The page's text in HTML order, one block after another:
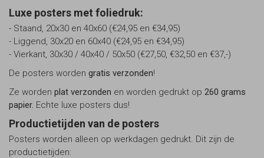
Luxe posters met foliedruk:
- Staand, 20x30 en 40x60 (€24,95 en €34,95)
- Liggend, 30x20 en 60x40 (€24,95 en €34,95)
- Vierkant, 30x30 / 40x40 / 50x50 (€27,50, €32,50 en €37,-)
De posters worden gratis verzonden!
Ze worden plat verzonden en worden gedrukt op 260 grams
papier. Echte luxe posters dus!
Productietijden van de posters
Posters worden alleen op werkdagen gedrukt. Dit zijn de
productietijden: